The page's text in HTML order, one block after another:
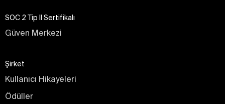
SOC 2 Tip II Sertifikalı
Güven Merkezi
Şirket
Kullanıcı Hikayeleri
Ödüller